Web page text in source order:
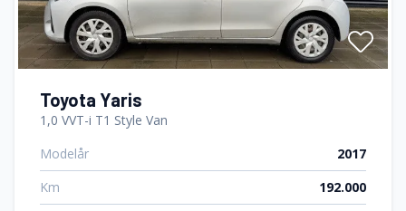
Toyota Yaris
1,0 VVT-i T1 Style Van
Modelår
2017
Km
192.000